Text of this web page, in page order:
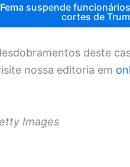
Fema suspende
cortes de
deste
nossa editoria em
Images